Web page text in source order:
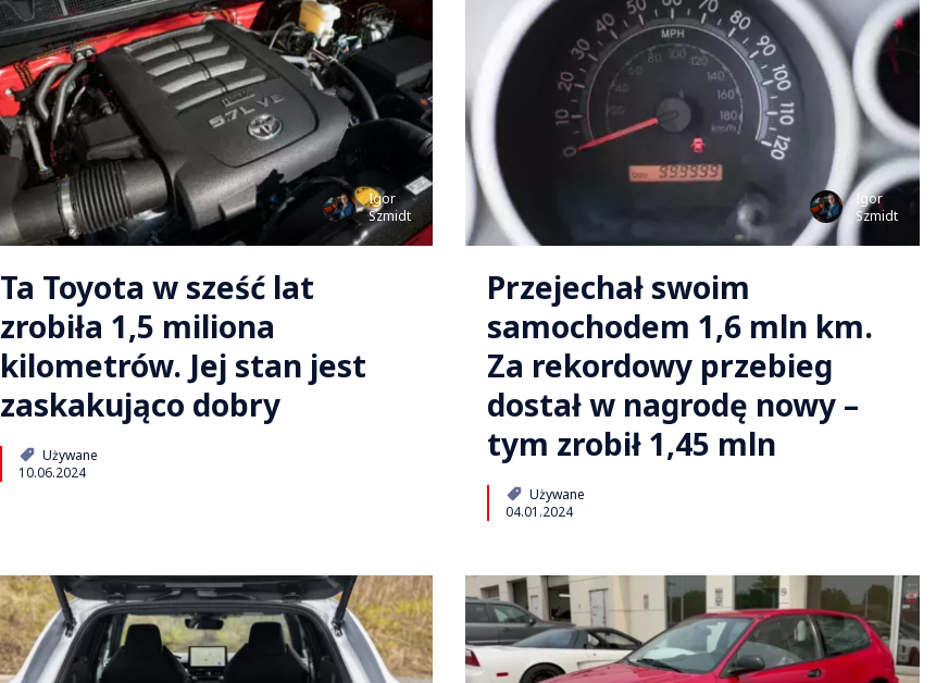
Igor
Szmidt
Ta Toyota w sześć lat
zrobiła 1,5 miliona
kilometrów. Jej stan jest
zaskakująco dobry
Używane
10.06.2024
Igor
Szmidt
Przejechał swoim
samochodem 1,6 mln km.
Za rekordowy przebieg
dostał w nagrodę nowy –
tym zrobił 1,45 mln
Używane
04.01.2024